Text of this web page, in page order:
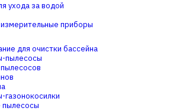
ухода за водой
приборы
для очистки бассейна
пылесосы
пылесосы